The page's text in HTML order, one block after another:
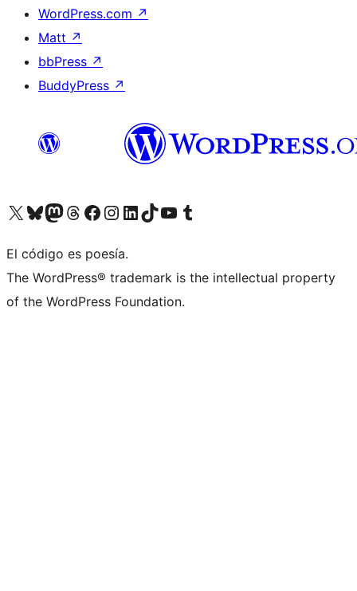
WordPress.com ↗
Matt ↗
bbPress ↗
BuddyPress ↗
Visit our X (formerly Twitter) account
Visit our Bluesky account
Visit our Mastodon account
Visit our Threads account
Visita nuestra página de Facebook
Visita nuestra cuenta de Instagram
Visita nuestra cuenta de LinkedIn
Visit our TikTok account
Visita nuestro canal de YouTube
Visit our Tumblr account
El código es poesía.
The WordPress® trademark is the intellectual property
of the WordPress Foundation.